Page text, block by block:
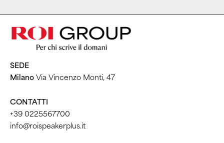
SEDE
MilanoVia Vincenzo Monti, 47
CONTATTI
+39 0225567700
info@roispeakerplus.it